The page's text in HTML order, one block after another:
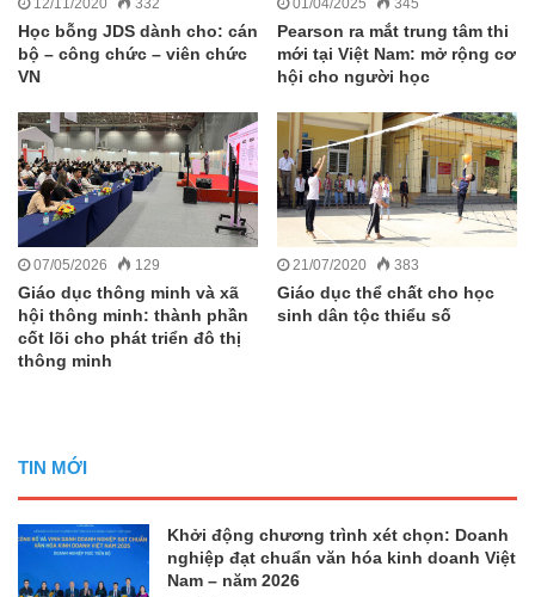
12/11/2020 332
Học bỗng JDS dành cho: cán
bộ – công chức – viên chức
VN
01/04/2025 345
Pearson ra mắt trung tâm thi
mới tại Việt Nam: mở rộng cơ
hội cho người học
07/05/2026 129
Giáo dục thông minh và xã
hội thông minh: thành phần
cốt lõi cho phát triển đô thị
thông minh
21/07/2020 383
Giáo dục thể chất cho học
sinh dân tộc thiểu số
TIN MỚI
Khởi động chương trình xét chọn: Doanh
nghiệp đạt chuẩn văn hóa kinh doanh Việt
Nam – năm 2026